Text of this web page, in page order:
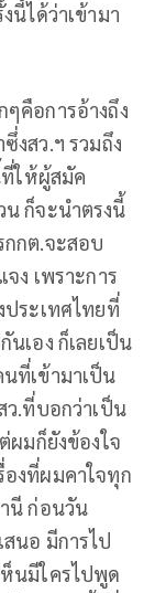
นี้ได้ว่าเข้ามา
คือการอ้างถึง
งสว.ฯ รวมถึง
ให้ผู้สมัค
น ก็จะนำตรงนี้
กต.จะสอบ
ง เพราะการ
ประเทศไทยที่
เอง ก็เลยเป็น
ที่เข้ามาเป็น
ว.ที่บอกว่าเป็น
ผมก็ยังข้องใจ
องที่ผมคาใจทุก
นี ก่อนวัน
นอ มีการไป
นมีใครไปพูด